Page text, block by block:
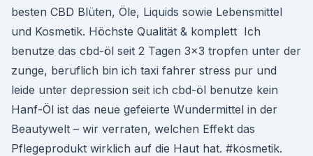
besten CBD Blüten, Öle, Liquids sowie Lebensmittel
und Kosmetik. Höchste Qualität & komplett Ich
benutze das cbd-öl seit 2 Tagen 3×3 tropfen unter der
zunge, beruflich bin ich taxi fahrer stress pur und
leide unter depression seit ich cbd-öl benutze kein
Hanf-Öl ist das neue gefeierte Wundermittel in der
Beautywelt – wir verraten, welchen Effekt das
Pflegeprodukt wirklich auf die Haut hat. #kosmetik.